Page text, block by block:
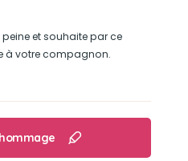
et souhaite par ce
à votre compagnon.